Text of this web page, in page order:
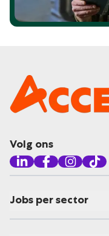
Volg ons
Jobs per sector